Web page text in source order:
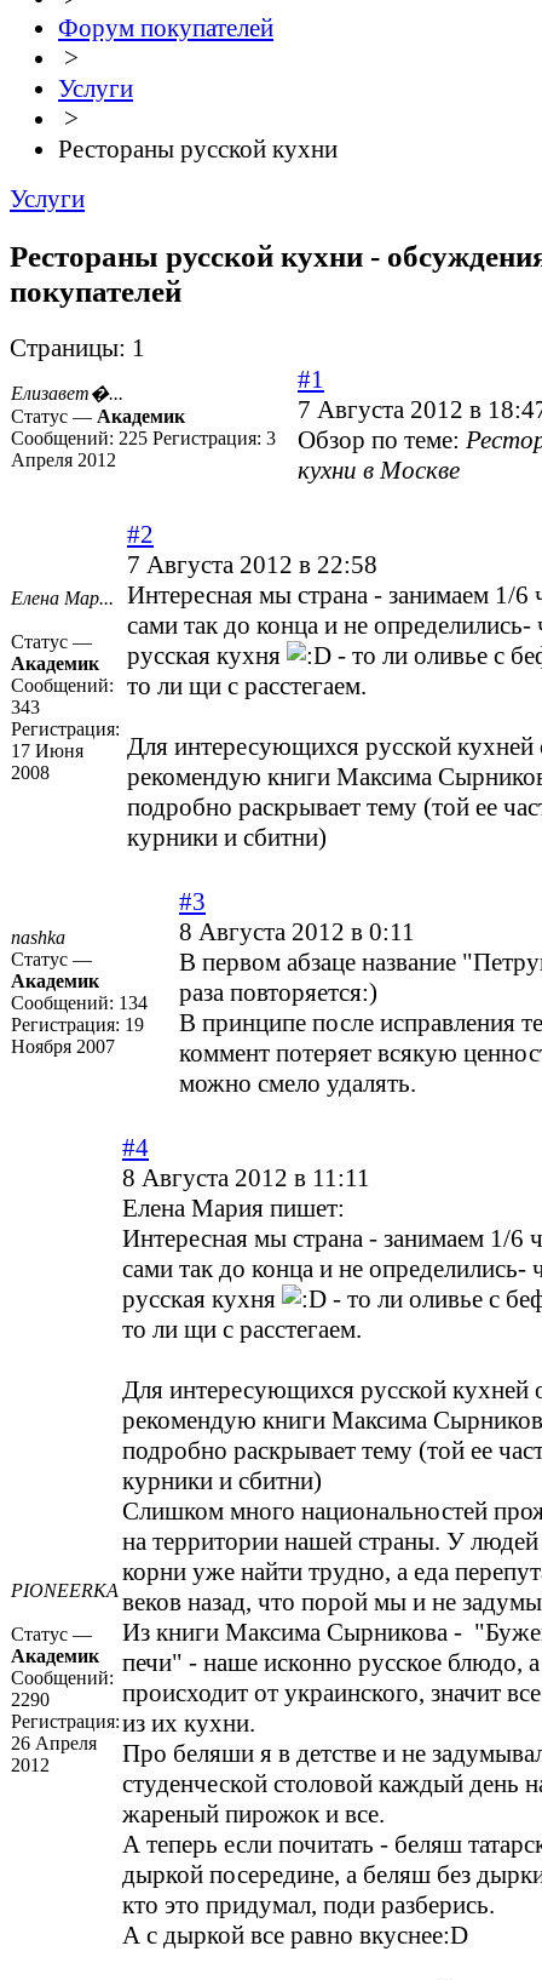
Форум покупателей
>
Услуги
>
Рестораны русской кухни
Услуги
Рестораны русской кухни -
покупателей
Страницы: 1
Елизавет�...
Статус — Академик
Сообщений: 225 Регистрация: 3
Апреля 2012
#1
7 Августа 2012 в
Обзор по теме:
кухни в Москве
Елена Мар...
Статус —
Академик
Сообщений:
343
Регистрация:
17 Июня
2008
#2
7 Августа 2012 в 22:58
Интересная мы страна - занимаем 1/6
сами так до конца и не определились-
русская кухня
- то ли оливье с
то ли щи с расстегаем.
Для интересующихся русской кухней
рекомендую книги Максима
подробно раскрывает тему (той ее
курники и сбитни)
nashka
Статус —
Академик
Сообщений: 134
Регистрация: 19
Ноября 2007
#3
8 Августа 2012 в 0:11
В первом абзаце название
раза повторяется:)
В принципе после исправления
коммент потеряет всякую
можно смело удалять.
PIONEERKA
Статус —
Академик
Сообщений:
2290
Регистрация:
26 Апреля
2012
#4
8 Августа 2012 в 11:11
Елена Мария пишет:
Интересная мы страна - занимаем 1/6
сами так до конца и не определились-
русская кухня
- то ли оливье с
то ли щи с расстегаем.
Для интересующихся русской кухней
рекомендую книги Максима
подробно раскрывает тему (той ее
курники и сбитни)
Слишком много национальностей
на территории нашей страны. У людей
корни уже найти трудно, а еда
веков назад, что порой мы и не
Из книги Максима Сырникова -
печи" - наше исконно русское блюдо,
происходит от украинского, значит
из их кухни.
Про беляши я в детстве и не
студенческой столовой каждый день
жареный пирожок и все.
А теперь если почитать - беляш
дыркой посередине, а беляш без
кто это придумал, поди разберись.
А с дыркой все равно вкуснее:D